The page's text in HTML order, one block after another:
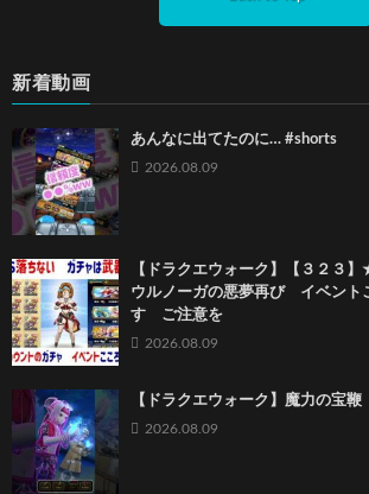
新着動画
あんなに出てたのに… #shorts
2026.08.09
【ドラクエウォーク】【３２３
ウルノーガの悪夢再び イベント
す ご注意を
2026.08.09
【ドラクエウォーク】魔力の宝
2026.08.09